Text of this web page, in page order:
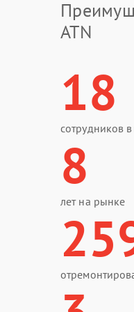
ATN
18
сотрудников
8
лет на рынке